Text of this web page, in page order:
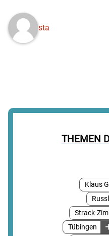
THEMEN
Klaus
Strack-
Tübingen
sta